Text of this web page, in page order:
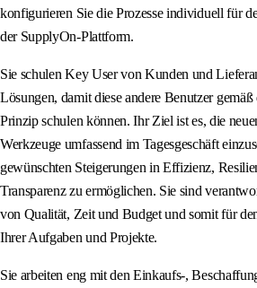
konfigurieren Sie die Prozesse individuell für
der SupplyOn-Plattform.
Sie schulen Key User von Kunden und
Lösungen, damit diese andere Benutzer
Prinzip schulen können. Ihr Ziel ist es, die
Werkzeuge umfassend im Tagesgeschäft
gewünschten Steigerungen in Effizienz,
Transparenz zu ermöglichen. Sie sind
von Qualität, Zeit und Budget und somit für
Ihrer Aufgaben und Projekte.
Sie arbeiten eng mit den Einkaufs-,